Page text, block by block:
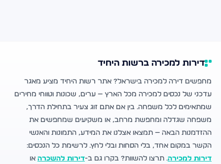
דירות למכירה ברשות היחיד
מחפשים דירה למכירה בישראל? אתר רשות היחיד מציע מאגר
עדכני של נכסים למכירה מכל הארץ — ערים, שכונות וטווחי מחירים
שמתאימים לכל משפחה. בין אם אתם זוג צעיר בתחילת הדרך,
משפחה שגדלה ומחפשת מרחב, או משקיעים שמחפשים את
ההזדמנות הבאה — תמצאו אצלנו את המידע, התמונות והאנשי
הקשר במקום אחד, בלי הסחות ובלי לחץ. לרשימת כל הנכסים:
דירות למכירה. תרצו להשוות? בקרו גם ב-דירות להשכרה או